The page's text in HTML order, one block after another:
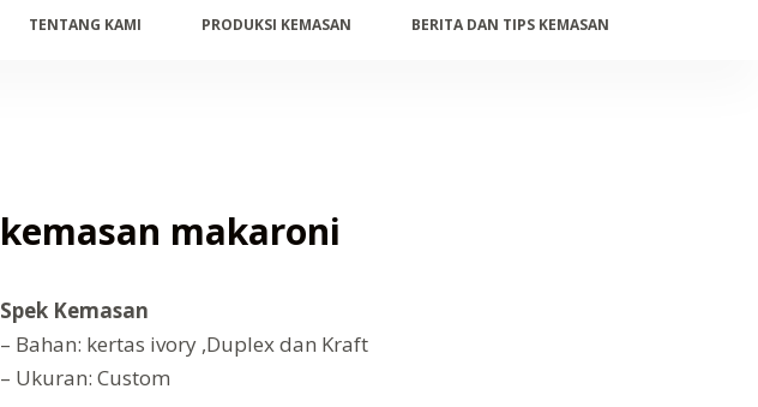
TENTANG KAMI PRODUKSI KEMASAN BERITA DAN TIPS KEMASAN
kemasan makaroni
Spek Kemasan
– Bahan: kertas ivory ,Duplex dan Kraft
– Ukuran: Custom